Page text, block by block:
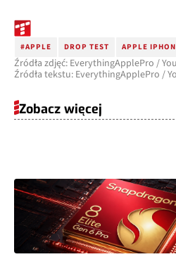
#APPLE DROP TEST APPLE
Źródła zdjęć: EverythingApplePro /
Źródła tekstu: EverythingApplePro /
Zobacz więcej